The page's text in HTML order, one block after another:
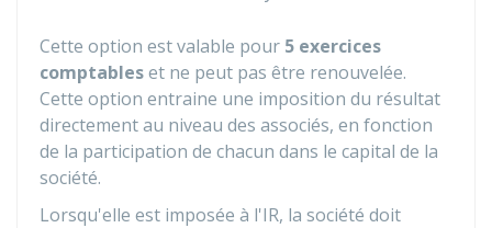
Cette option est valable pour 5 exercices
comptableset ne peut pas être renouvelée.
Cette option entraine une imposition du résultat
directement au niveau des associés, en fonction
de la participation de chacun dans le capital de la
société.
Lorsqu'elle est imposée à l'IR, la société doit